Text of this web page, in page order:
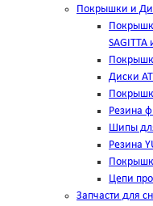
Покрышки и
SAGITTA
Диски
Резина
Шипы
Резина
Цепи
Запчасти для